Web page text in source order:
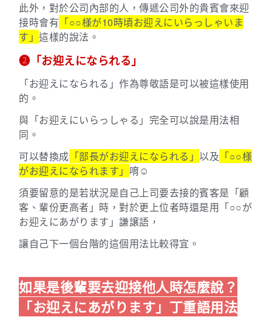
此外，對於公司內部的人，傳遞公司外的貴賓會來迎
接時會有 「○○様が10時頃お迎えにいらっしゃいま
す」這樣的說法。
➋「お迎えになられる」
「お迎えになられる」作為尊敬語是可以被這樣使用
的。
與 「お迎えにいらっしゃる」完全可以說是用法相
同。
可以替換成 「部長がお迎えになられる」以及 「○○様
がお迎えになられます」 唷☺️
須要留意的是若狀況是自己上司要去接的賓客是「顧
客、輩份更高者」時，對於更上位者時還是用「○○が
お迎えにあがります」謙譲語，
讓自己下一個台階的這個用法比較得宜。
如果是後輩要去迎接他人時怎麼說？
「お迎えにあがります」丁重語用法